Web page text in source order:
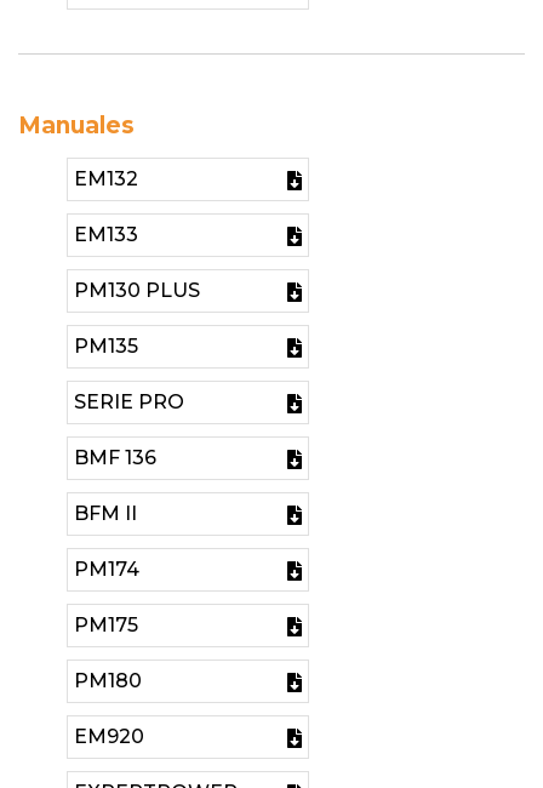
Manuales
EM132
EM133
PM130 PLUS
PM135
SERIE PRO
BMF 136
BFM II
PM174
PM175
PM180
EM920